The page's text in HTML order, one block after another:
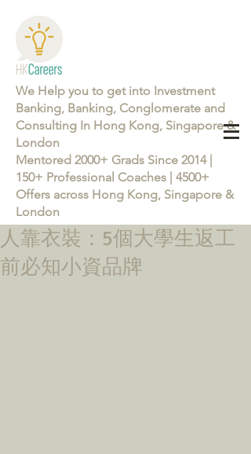
We Help you to get into Investment
Banking, Banking, Conglomerate and
Consulting In Hong Kong, Singapore &
London
Mentored 2000+ Grads Since 2014 |
150+ Professional Coaches | 4500+
Offers across Hong Kong, Singapore &
London
人靠衣裝：5個大學生返工
前必知小資品牌